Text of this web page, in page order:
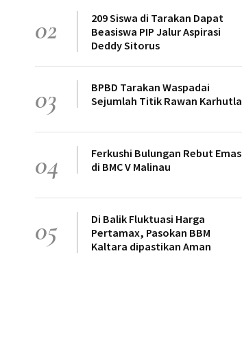
02
209 Siswa di Tarakan Dapat
Beasiswa PIP Jalur Aspirasi
Deddy Sitorus
03
BPBD Tarakan Waspadai
Sejumlah Titik Rawan Karhutla
04
Ferkushi Bulungan Rebut Emas
di BMC V Malinau
05
Di Balik Fluktuasi Harga
Pertamax, Pasokan BBM
Kaltara dipastikan Aman